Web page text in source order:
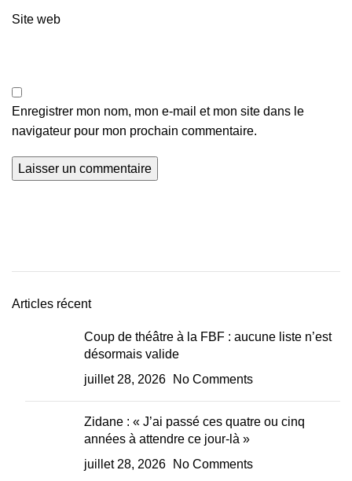
Site web
Enregistrer mon nom, mon e-mail et mon site dans le
navigateur pour mon prochain commentaire.
Articles récent
Coup de théâtre à la FBF : aucune liste n’est
désormais valide
juillet 28, 2026
No Comments
Zidane : « J’ai passé ces quatre ou cinq
années à attendre ce jour-là »
juillet 28, 2026
No Comments